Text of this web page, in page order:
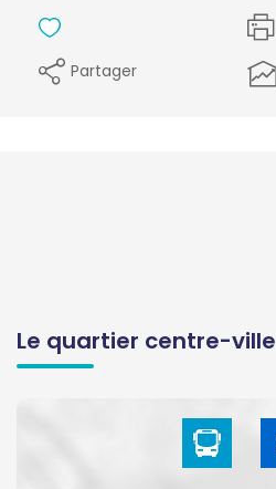
Partager
Le quartier centre-ville